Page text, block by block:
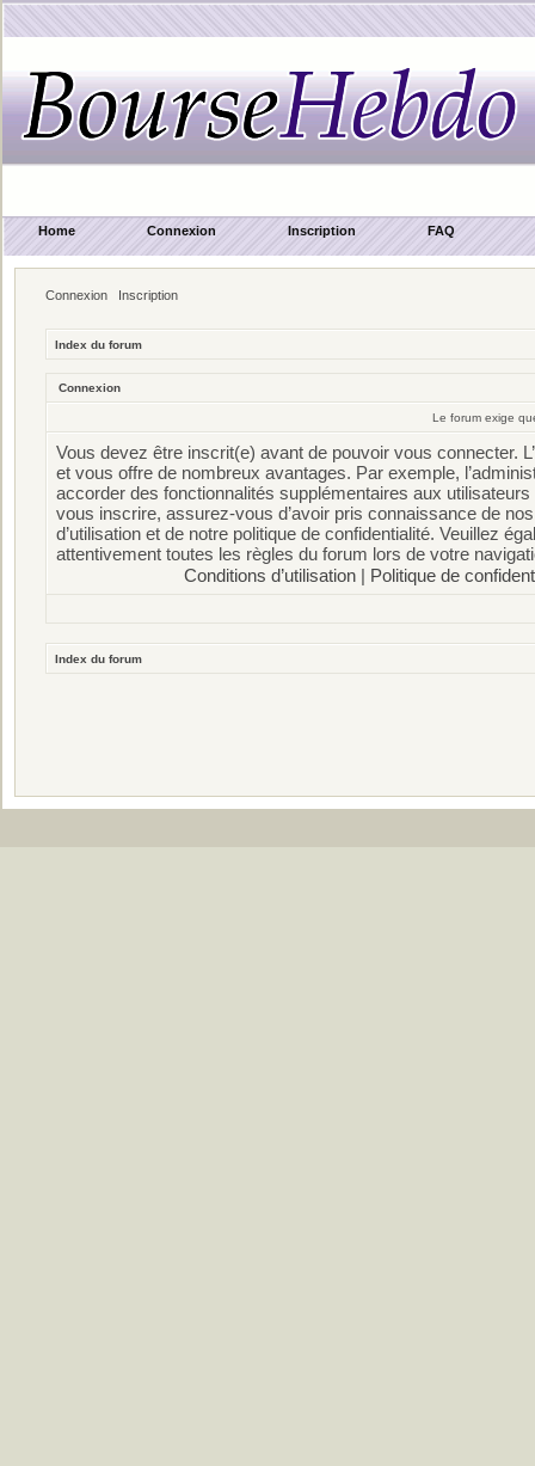
Home Connexion Inscription FAQ
Connexion Inscription
Index du forum
Connexion
Le forum exige
Vous devez être inscrit(e) avant de pouvoir vous connecter.
et vous offre de nombreux avantages. Par exemple,
accorder des fonctionnalités supplémentaires aux
vous inscrire, assurez-vous d’avoir pris connaissance de
d’utilisation et de notre politique de confidentialité. Veuillez
attentivement toutes les règles du forum lors de votre
Conditions d’utilisation | Politique de
Index du forum